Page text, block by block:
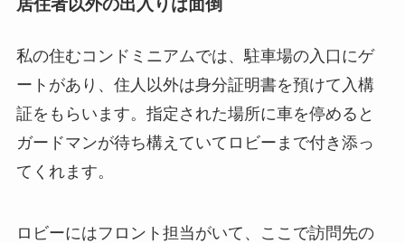
私の住むコンドミニアムでは、駐車場の入口にゲ
ートがあり、住人以外は身分証明書を預けて入構
証をもらいます。指定された場所に車を停めると
ガードマンが待ち構えていてロビーまで付き添っ
てくれます。
ロビーにはフロント担当がいて、ここで訪問先の